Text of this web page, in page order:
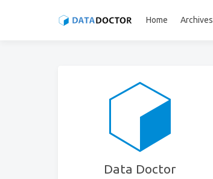
Home Archives
Data Doctor